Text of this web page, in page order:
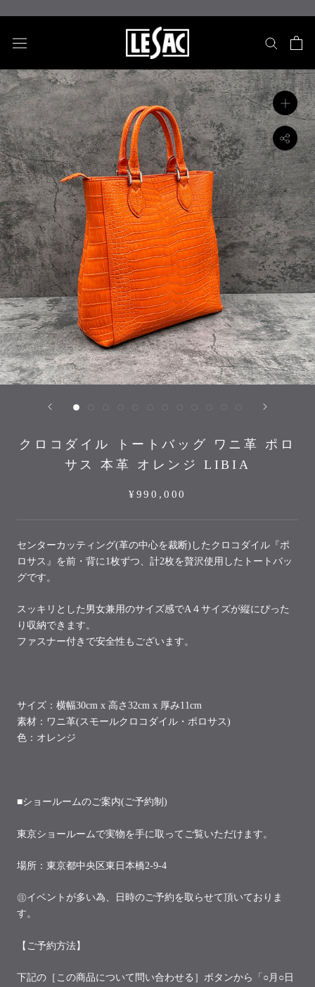
ッ
し
て
コ
ン
テ
ン
ツ
に
移
動
す
る
クロコダイル トートバッグ ワニ革 ポロ
サス 本革 オレンジ LIBIA
¥990,000
センターカッティング(革の中心を裁断)したクロコダイル『ポ
ロサス』を前・背に1枚ずつ、計2枚を贅沢使用したトートバッ
グです。
スッキリとした男女兼用のサイズ感でA４サイズが縦にぴった
り収納できます。
ファスナー付きで安全性もございます。
サイズ：横幅30cm x 高さ32cm x 厚み11cm
素材：ワニ革(スモールクロコダイル・ポロサス)
色：オレンジ
■ショールームのご案内(ご予約制)
東京ショールームで実物を手に取ってご覧いただけます。
場所：東京都中央区東日本橋2-9-4
㊟イベントが多い為、日時のご予約を取らせて頂いておりま
す。
【ご予約方法】
下記の［この商品について問い合わせる］ボタンから「○月○日